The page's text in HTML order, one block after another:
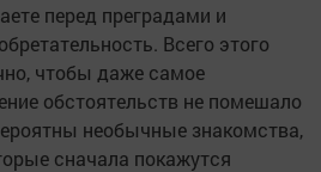
перед преградами и
Всего этого
чтобы даже самое
обстоятельств не помешало
необычные знакомства,
сначала покажутся